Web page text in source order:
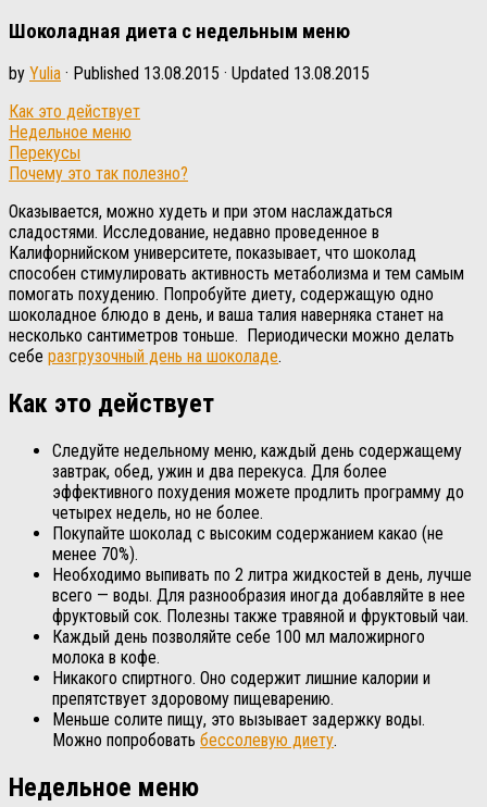
Шоколадная диета с недельным меню
by Yulia · Published 13.08.2015 · Updated 13.08.2015
Как это действует
Недельное меню
Перекусы
Почему это так полезно?
Оказывается, можно худеть и при этом наслаждаться
сладостями. Исследование, недавно проведенное в
Калифорнийском университете, показывает, что шоколад
способен стимулировать активность метаболизма и тем самым
помогать похудению. Попробуйте диету, содержащую одно
шоколадное блюдо в день, и ваша талия наверняка станет на
несколько сантиметров тоньше. Периодически можно делать
себе разгрузочный день на шоколаде.
Как это действует
Следуйте недельному меню, каждый день содержащему
завтрак, обед, ужин и два перекуса. Для более
эффективного похудения можете продлить программу до
четырех недель, но не более.
Покупайте шоколад с высоким содержанием какао (не
менее 70%).
Необходимо выпивать по 2 литра жидкостей в день, лучше
всего — воды. Для разнообразия иногда добавляйте в нее
фруктовый сок. Полезны также травяной и фруктовый чаи.
Каждый день позволяйте себе 100 мл маложирного
молока в кофе.
Никакого спиртного. Оно содержит лишние калории и
препятствует здоровому пищеварению.
Меньше солите пищу, это вызывает задержку воды.
Можно попробовать бессолевую диету.
Недельное меню